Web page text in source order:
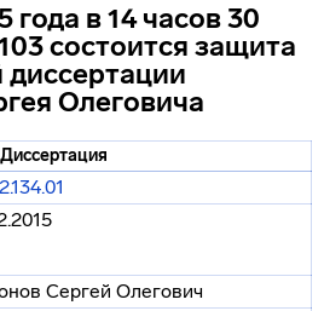
года в 14 часов 30
состоится защита
диссертации
Олеговича
Диссертация
Сергей Олегович